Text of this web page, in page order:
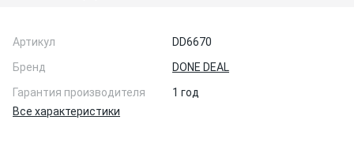
Артикул
DD6670
Бренд
DONE DEAL
Гарантия производителя
1 год
Все характеристики